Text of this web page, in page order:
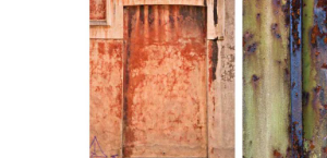
ACCUEIL ACTUALITES
EXPOSITIONS 2015 – ARCHIVES
ET GALERIE PALLADE